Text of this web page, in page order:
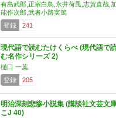
有島武郎,正宗白鳥,永井荷風,志賀直哉,加
能作次郎,武者小路実篤
登録
241
現代語で読むたけくらべ (現代語で
む名作シリーズ 2)
樋口 一葉
登録
205
明治深刻悲惨小説集 (講談社文芸文
こJ 40)